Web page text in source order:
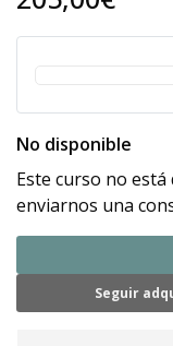
No disponible
Este curso no
enviarnos una
Seguir